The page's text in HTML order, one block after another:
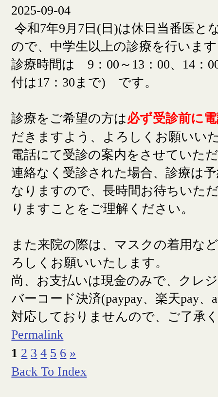
2025-09-04
令和7年9月7日(日)は休日当番医と
ので、中学生以上の診療を行います
診療時間は 9：00～13：00、14：
付は17：30まで) です。
診療をご希望の方は必ず受診前に
だきますよう、よろしくお願いい
電話にて受診の案内をさせていた
連絡なく受診された場合、診療は
なりますので、長時間お待ちいた
りますことをご理解ください。
また来院の際は、マスクの着用な
ろしくお願いいたします。
尚、お支払いは現金のみで、クレ
バーコード決済(paypay、楽天pay、
対応しておりませんので、ご了承
Permalink
1 2 3 4 5 6 »
Back To Index